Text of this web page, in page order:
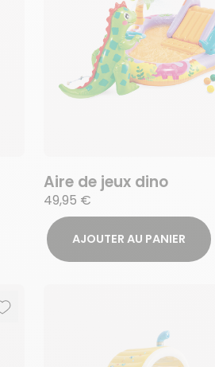
Aire de jeux dino
49,95 €
AJOUTER AU PANIER
Ajouter aux favoris
Supprimer des favoris